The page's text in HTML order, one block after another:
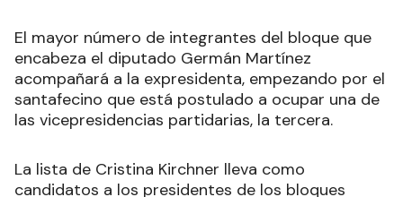
El mayor número de integrantes del bloque que
encabeza el diputado Germán Martínez
acompañará a la expresidenta, empezando por el
santafecino que está postulado a ocupar una de
las vicepresidencias partidarias, la tercera.
La lista de Cristina Kirchner lleva como
candidatos a los presidentes de los bloques